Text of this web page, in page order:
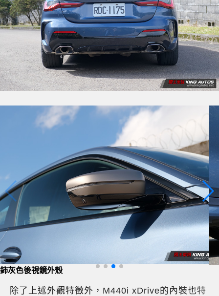
19吋M款雙輻式輪圈
除了上述外觀特徵外，M440i xDrive的內裝也特